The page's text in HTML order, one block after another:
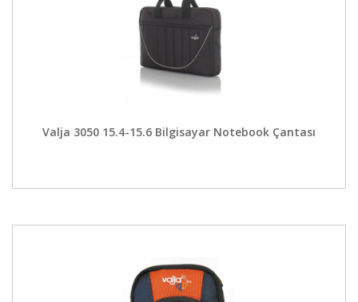
Valja 3050 15.4-15.6 Bilgisayar Notebook Çantası